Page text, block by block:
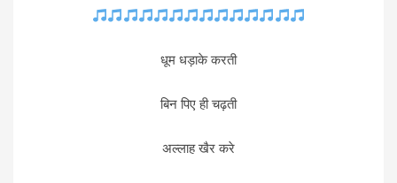
धूम धड़ाके करती
बिन पिए ही चढ़ती
अल्लाह खैर करे